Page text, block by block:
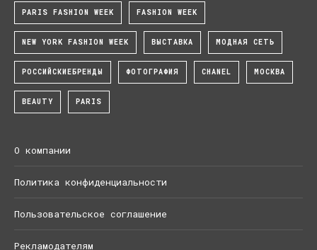
PARIS FASHION WEEK FASHION WEEK
NEW YORK FASHION WEEK ВЫСТАВКА МОДНАЯ СЕТЬ
РОССИЙСКИЕБРЕНДЫ ФОТОГРАФИЯ CHANEL МОСКВА
BEAUTY PARIS
О компании
Политика конфиденциальности
Пользовательское соглашение
Рекламодателям